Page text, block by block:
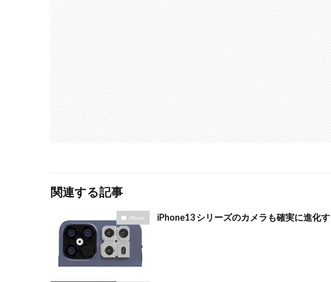
関連する記事
iPhone iPhone13 シリーズのカメラも確実に進化